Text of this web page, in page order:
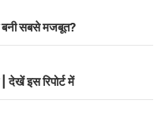
बनी सबसे मजबूत?
देखें इस रिपोर्ट में